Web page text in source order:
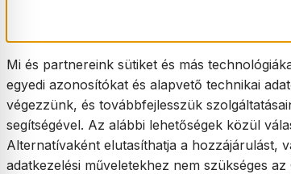
Mi és partnereink sütiket és más
egyedi azonosítókat és alapvető technikai
végezzünk, és továbbfejlesszük
segítségével. Az alábbi lehetőségek közül
Alternatívaként elutasíthatja a hozzájárulást,
adatkezelési műveletekhez nem szükséges